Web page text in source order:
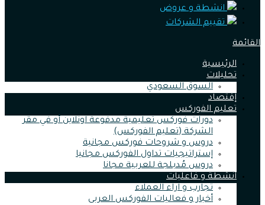
انشطة و عروض
تقييم الشركات
القائمة
الرئيسية
تحليلات
السوق السعودي
إقتصاد
تعليم الفوركس
دورات فوركس تعليمية مدفوعة اونلاين أو في مقر
الشركة (تعليم الفوركس)
دروس و شروحات فوركس مجانية
إستراتيجيات تداول الفوركس مجانيا
دروس مُدبلجة للعربية مجانا
أنشطة و فاعليات
تجارب و اراء العملاء
أخبار و فعاليات الفوركس العربى